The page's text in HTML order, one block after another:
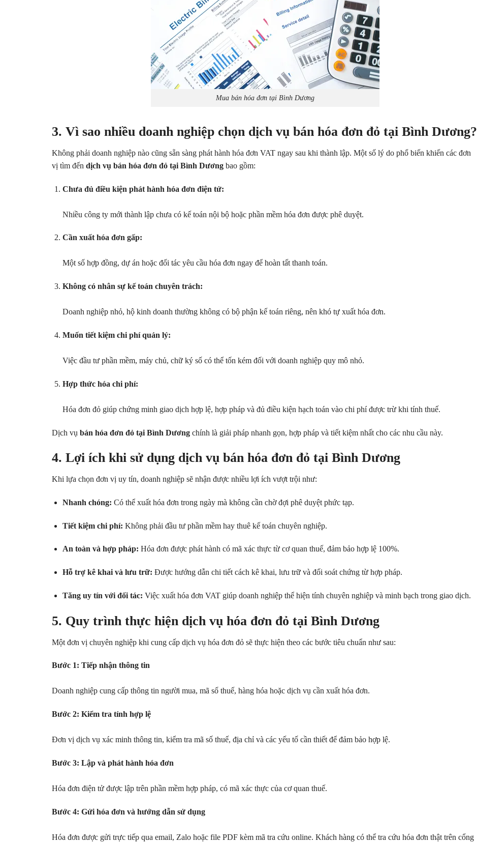
Mua bán hóa đơn tại Bình Dương
3. Vì sao nhiều doanh nghiệp chọn dịch vụ bán hóa đơn đỏ tại Bình Dương?
Không phải doanh nghiệp nào cũng sẵn sàng phát hành hóa đơn VAT ngay sau khi thành lập. Một số lý do phổ biến khiến các đơn
vị tìm đến dịch vụ bán hóa đơn đỏ tại Bình Dương bao gồm:
Chưa đủ điều kiện phát hành hóa đơn điện tử:
Nhiều công ty mới thành lập chưa có kế toán nội bộ hoặc phần mềm hóa đơn được phê duyệt.
Cần xuất hóa đơn gấp:
Một số hợp đồng, dự án hoặc đối tác yêu cầu hóa đơn ngay để hoàn tất thanh toán.
Không có nhân sự kế toán chuyên trách:
Doanh nghiệp nhỏ, hộ kinh doanh thường không có bộ phận kế toán riêng, nên khó tự xuất hóa đơn.
Muốn tiết kiệm chi phí quản lý:
Việc đầu tư phần mềm, máy chủ, chữ ký số có thể tốn kém đối với doanh nghiệp quy mô nhỏ.
Hợp thức hóa chi phí:
Hóa đơn đỏ giúp chứng minh giao dịch hợp lệ, hợp pháp và đủ điều kiện hạch toán vào chi phí được trừ khi tính thuế.
Dịch vụ bán hóa đơn đỏ tại Bình Dương chính là giải pháp nhanh gọn, hợp pháp và tiết kiệm nhất cho các nhu cầu này.
4. Lợi ích khi sử dụng dịch vụ bán hóa đơn đỏ tại Bình Dương
Khi lựa chọn đơn vị uy tín, doanh nghiệp sẽ nhận được nhiều lợi ích vượt trội như:
Nhanh chóng: Có thể xuất hóa đơn trong ngày mà không cần chờ đợi phê duyệt phức tạp.
Tiết kiệm chi phí: Không phải đầu tư phần mềm hay thuê kế toán chuyên nghiệp.
An toàn và hợp pháp: Hóa đơn được phát hành có mã xác thực từ cơ quan thuế, đảm bảo hợp lệ 100%.
Hỗ trợ kê khai và lưu trữ: Được hướng dẫn chi tiết cách kê khai, lưu trữ và đối soát chứng từ hợp pháp.
Tăng uy tín với đối tác: Việc xuất hóa đơn VAT giúp doanh nghiệp thể hiện tính chuyên nghiệp và minh bạch trong giao dịch.
5. Quy trình thực hiện dịch vụ hóa đơn đỏ tại Bình Dương
Một đơn vị chuyên nghiệp khi cung cấp dịch vụ hóa đơn đỏ sẽ thực hiện theo các bước tiêu chuẩn như sau:
Bước 1: Tiếp nhận thông tin
Doanh nghiệp cung cấp thông tin người mua, mã số thuế, hàng hóa hoặc dịch vụ cần xuất hóa đơn.
Bước 2: Kiểm tra tính hợp lệ
Đơn vị dịch vụ xác minh thông tin, kiểm tra mã số thuế, địa chỉ và các yếu tố cần thiết để đảm bảo hợp lệ.
Bước 3: Lập và phát hành hóa đơn
Hóa đơn điện tử được lập trên phần mềm hợp pháp, có mã xác thực của cơ quan thuế.
Bước 4: Gửi hóa đơn và hướng dẫn sử dụng
Hóa đơn được gửi trực tiếp qua email, Zalo hoặc file PDF kèm mã tra cứu online. Khách hàng có thể tra cứu hóa đơn thật trên cổng